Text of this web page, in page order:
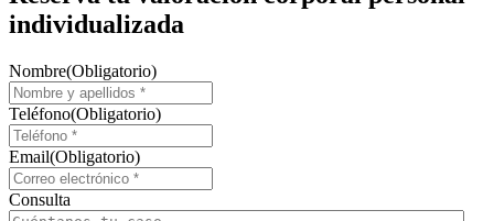
individualizada
Nombre(Obligatorio)
Teléfono(Obligatorio)
Email(Obligatorio)
Consulta